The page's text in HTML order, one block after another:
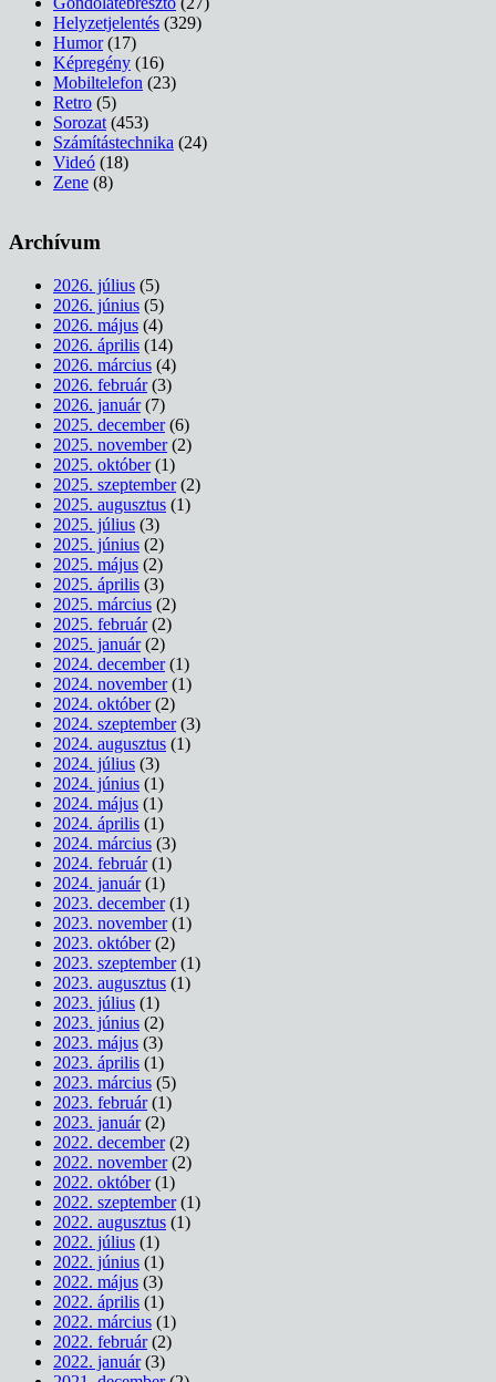
Helyzetjelentés (329)
Humor(17)
Képregény (16)
Mobiltelefon (23)
Retro (5)
Sorozat (453)
Számítástechnika (24)
Videó (18)
Zene (8)
Archívum
2026. július (5)
2026. június (5)
2026. május (4)
2026. április (14)
2026. március (4)
2026. február(3)
2026. január(7)
2025. december(6)
2025. november(2)
2025. október(1)
2025. szeptember(2)
2025. augusztus (1)
2025. július (3)
2025. június (2)
2025. május (2)
2025. április (3)
2025. március (2)
2025. február(2)
2025. január(2)
2024. december(1)
2024. november(1)
2024. október(2)
2024. szeptember(3)
2024. augusztus (1)
2024. július (3)
2024. június (1)
2024. május (1)
2024. április (1)
2024. március (3)
2024. február(1)
2024. január(1)
2023. december(1)
2023. november(1)
2023. október(2)
2023. szeptember(1)
2023. augusztus (1)
2023. július (1)
2023. június (2)
2023. május (3)
2023. április (1)
2023. március (5)
2023. február(1)
2023. január(2)
2022. december(2)
2022. november(2)
2022. október(1)
2022. szeptember(1)
2022. augusztus (1)
2022. július (1)
2022. június (1)
2022. május (3)
2022. április (1)
2022. március (1)
2022. február(2)
2022. január(3)